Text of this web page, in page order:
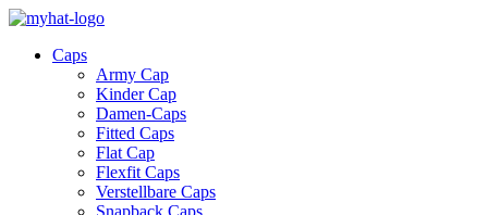
Caps
Army Cap
Kinder Cap
Damen-Caps
Fitted Caps
Flat Cap
Flexfit Caps
Verstellbare Caps
Snapback Caps